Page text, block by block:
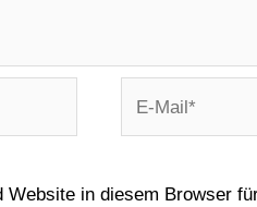
Website in diesem Browser